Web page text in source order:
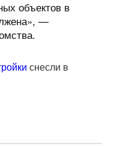
объектов в
—
снесли в